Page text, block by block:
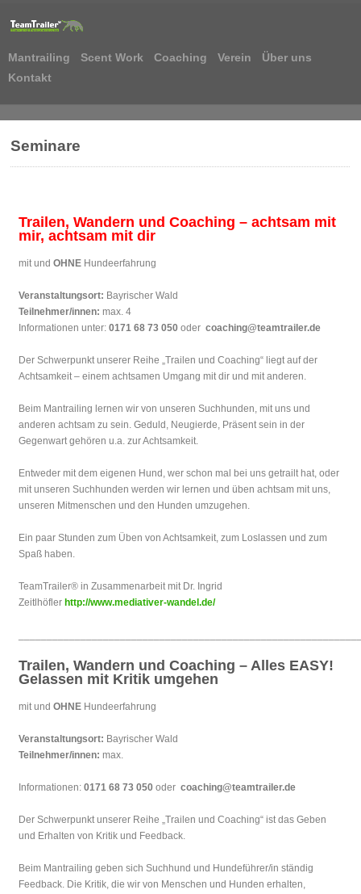
Mantrailing Scent Work Coaching Verein
Über uns
Kontakt
Seminare
Trailen, Wandern und Coaching – achtsam mit
mir, achtsam mit dir
mit undOHNE Hundeerfahrung
Veranstaltungsort: Bayrischer Wald
Teilnehmer/innen: max. 4
Informationen unter:0171 68 73 050 odercoaching@teamtrailer.de
Der Schwerpunkt unserer Reihe „Trailen und Coaching“ liegt auf der
Achtsamkeit – einem achtsamen Umgang mit dir und mit anderen.
Beim Mantrailing lernen wir von unseren Suchhunden, mit uns und
anderen achtsam zu sein. Geduld, Neugierde, Präsent sein in der
Gegenwart gehören u.a. zur Achtsamkeit.
Entweder mit dem eigenen Hund, wer schon mal bei uns getrailt hat, oder
mit unseren Suchhunden werden wir lernen und üben achtsam mit uns,
unseren Mitmenschen und den Hunden umzugehen.
Ein paar Stunden zum Üben von Achtsamkeit, zum Loslassen und zum
Spaß haben.
TeamTrailer® in Zusammenarbeit mit Dr. Ingrid
Zeitlhöfler http://www.mediativer-wandel.de/
Trailen, Wandern und Coaching – Alles EASY!
Gelassen mit Kritik umgehen
mit undOHNE Hundeerfahrung
Veranstaltungsort: Bayrischer Wald
Teilnehmer/innen: max.
Informationen:0171 68 73 050 odercoaching@teamtrailer.de
Der Schwerpunkt unserer Reihe „Trailen und Coaching“ ist das Geben
und Erhalten von Kritik und Feedback.
Beim Mantrailing geben sich Suchhund und Hundeführer/in ständig
Feedback. Die Kritik, die wir von Menschen und Hunden erhalten,